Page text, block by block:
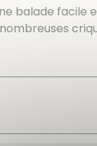
balade